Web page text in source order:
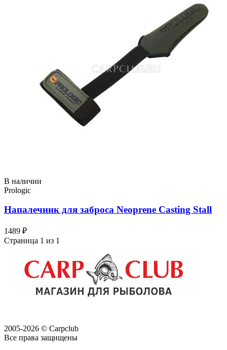
В наличии
Prologic
Напалечник для заброса Neoprene Casting Stall
1489 ₽
Страница 1 из 1
2005-2026 © Carpclub
Все права защищены